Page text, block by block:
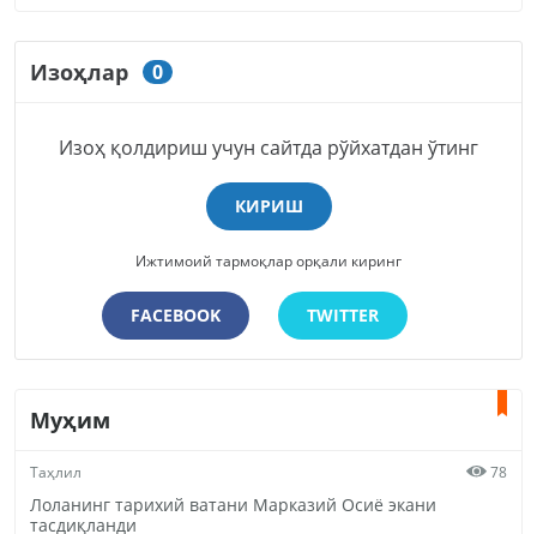
Изоҳлар 0
Изоҳ қолдириш учун сайтда рўйхатдан ўтинг
КИРИШ
Ижтимоий тармоқлар орқали киринг
FACEBOOK TWITTER
Муҳим
Таҳлил 78
Лоланинг тарихий ватани Марказий Осиё экани
тасдиқланди